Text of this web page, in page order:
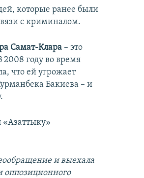
которые ранее были
с криминалом.
Самат-Клара – это
2008 году во время
что ей угрожает
Бакиева – и
«Азаттыку»
и выехала
оппозиционного